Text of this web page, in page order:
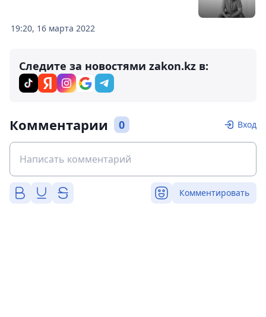
19:20, 16 марта 2022
Следите за новостями zakon.kz в:
Комментарии 0 Вход
Комментировать